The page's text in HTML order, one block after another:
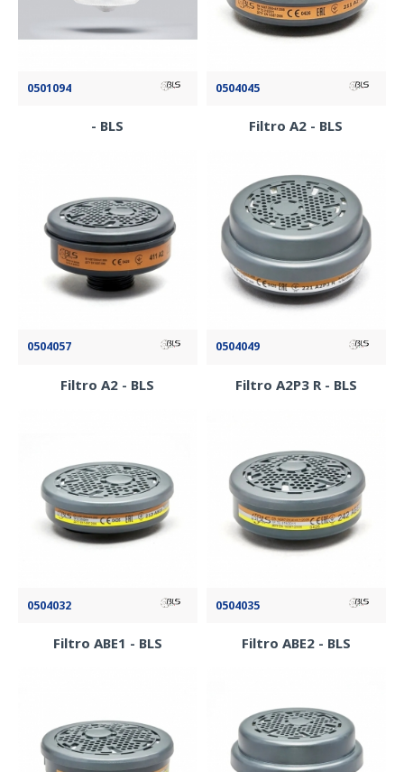
0501094
- BLS
0504045
Filtro A2 - BLS
0504057
Filtro A2 - BLS
0504049
Filtro A2P3 R - BLS
0504032
Filtro ABE1 - BLS
0504035
Filtro ABE2 - BLS